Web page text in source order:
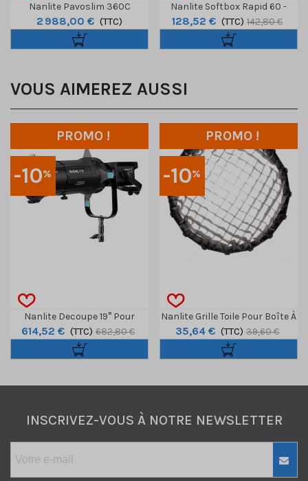
Nanlite Pavoslim 360C
RGBWW
2 988,00 € (TTC)
Nanlite Softbox Rapid 60 -
Monture FM
128,52 € (TTC) 142,80 €
VOUS AIMEREZ AUSSI
-10%
PROMO !
Nanlite Decoupe 19° Pour
Monture Forza S
614,52 € (TTC) 682,80 €
-10%
PROMO !
Nanlite Grille Toile Pour Boîte À
Lumière Forza 60
35,64 € (TTC) 39,60 €
INSCRIVEZ-VOUS À NOTRE NEWSLETTER